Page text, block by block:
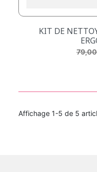
KIT DE
Prix
Affichage 1-5 de 5